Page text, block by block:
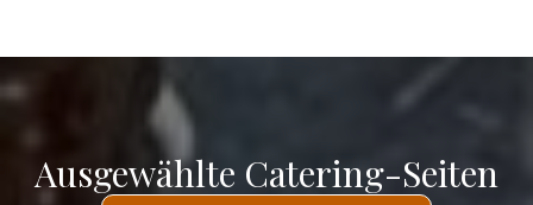
Ausgewählte Catering-Seiten